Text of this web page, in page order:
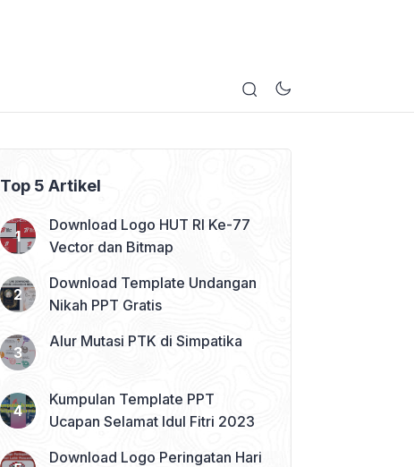
Top 5 Artikel
Download Logo HUT RI Ke-77
Vector dan Bitmap
Download Template Undangan
Nikah PPT Gratis
Alur Mutasi PTK di Simpatika
Kumpulan Template PPT
Ucapan Selamat Idul Fitri 2023
Download Logo Peringatan Hari